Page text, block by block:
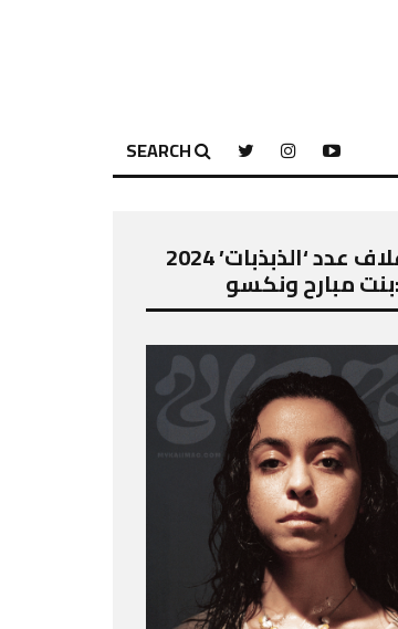
SEARCH
ضيوف غلاف عدد ‘الذبذبات’ 2024
مبارح ونكسو